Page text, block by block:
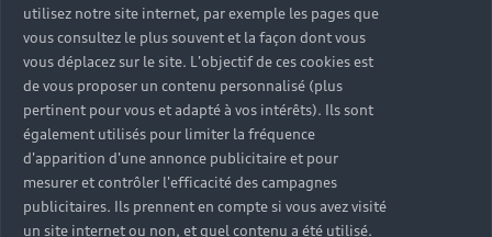
L'électromobilité Audi
En savoir plus
utilisez notre site internet, par exemple les pages que
vous consultez le plus souvent et la façon dont vous
vous déplacez sur le site. L'objectif de ces cookies est
de vous proposer un contenu personnalisé (plus
pertinent pour vous et adapté à vos intérêts). Ils sont
également utilisés pour limiter la fréquence
d'apparition d'une annonce publicitaire et pour
mesurer et contrôler l'efficacité des campagnes
publicitaires. Ils prennent en compte si vous avez visité
un site internet ou non, et quel contenu a été utilisé.